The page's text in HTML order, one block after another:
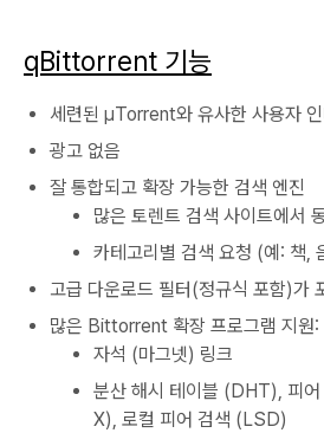
qBittorrent 기능
세련된 μTorrent와 유사한 사용자
광고 없음
잘 통합되고 확장 가능한 검색 엔진
많은 토렌트 검색 사이트에서
카테고리별 검색 요청 (예: 책,
고급 다운로드 필터(정규식 포함)가
많은 Bittorrent 확장 프로그램 지원:
자석 (마그넷) 링크
분산 해시 테이블 (DHT), 피
X), 로컬 피어 검색 (LSD)